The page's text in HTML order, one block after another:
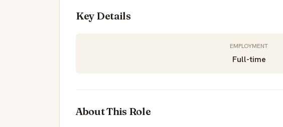
Key Details
EMPLOYMENT
Full-time
About This Role